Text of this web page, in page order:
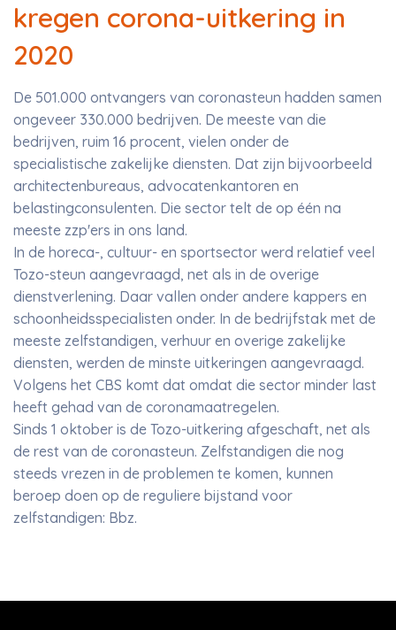
kregen corona-uitkering in
2020
De 501.000 ontvangers van coronasteun hadden samen
ongeveer 330.000 bedrijven. De meeste van die
bedrijven, ruim 16 procent, vielen onder de
specialistische zakelijke diensten. Dat zijn bijvoorbeeld
architectenbureaus, advocatenkantoren en
belastingconsulenten. Die sector telt de op één na
meeste zzp'ers in ons land.
In de horeca-, cultuur- en sportsector werd relatief veel
Tozo-steun aangevraagd, net als in de overige
dienstverlening. Daar vallen onder andere kappers en
schoonheidsspecialisten onder. In de bedrijfstak met de
meeste zelfstandigen, verhuur en overige zakelijke
diensten, werden de minste uitkeringen aangevraagd.
Volgens het CBS komt dat omdat die sector minder last
heeft gehad van de coronamaatregelen.
Sinds 1 oktober is de Tozo-uitkering afgeschaft, net als
de rest van de coronasteun. Zelfstandigen die nog
steeds vrezen in de problemen te komen, kunnen
beroep doen op de reguliere bijstand voor
zelfstandigen: Bbz.